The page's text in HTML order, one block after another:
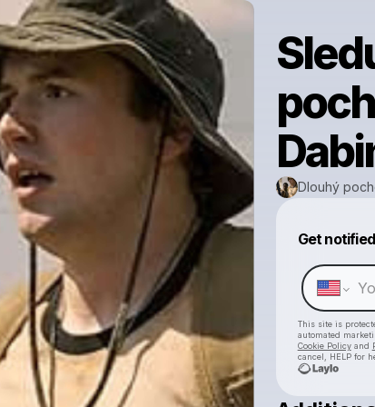
Dlouhý
Get notified
This site is
automated
Cookie Policyand
cancel, HELP for